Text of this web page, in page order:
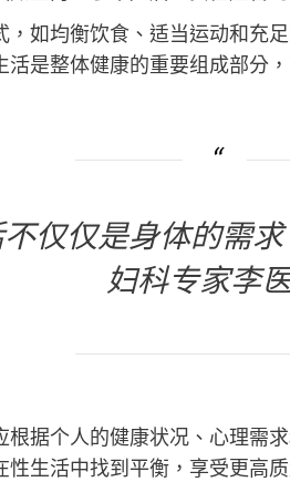
，如均衡饮食、适当运动和充
是整体健康的重要组成部分
不仅仅是身体的需
妇科专家李
根据个人的健康状况、心理需
生活中找到平衡，享受更高质